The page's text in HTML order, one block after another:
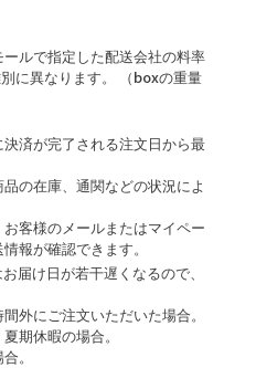
ルで指定した配送会社の料率
に異なります。 （boxの重量
済が完了される注文日から最
の在庫、通関などの状況によ
客様のメールまたはマイペー
報が確認できます。
届け日が若干遅くなるので、
外にご注文いただいた場合。
期休暇の場合。
。